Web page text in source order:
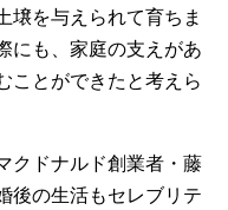
壌を与えられて育ちま
にも、家庭の支えがあ
ことができたと考えら
クドナルド創業者・藤
後の生活もセレブリテ